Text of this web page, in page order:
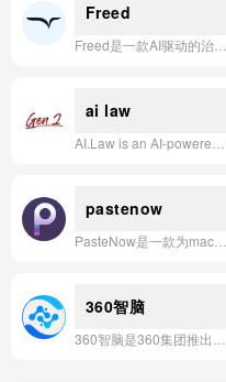
Freed
ai law
pastenow
360智脑